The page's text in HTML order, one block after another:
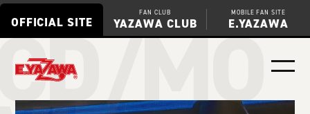
OFFICIAL SITE
FAN CLUB
YAZAWA CLUB
MOBILE FAN SITE
E.YAZAWA
MO